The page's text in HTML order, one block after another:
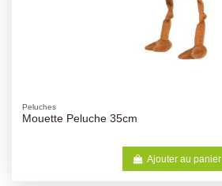
Peluches
Mouette Peluche 35cm
Ajouter au panier